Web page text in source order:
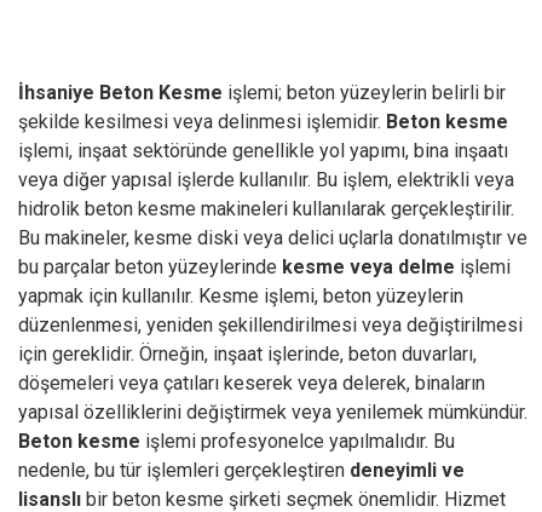
İhsaniye Beton Kesme işlemi; beton yüzeylerin belirli bir
şekilde kesilmesi veya delinmesi işlemidir. Beton kesme
işlemi, inşaat sektöründe genellikle yol yapımı, bina inşaatı
veya diğer yapısal işlerde kullanılır. Bu işlem, elektrikli veya
hidrolik beton kesme makineleri kullanılarak gerçekleştirilir.
Bu makineler, kesme diski veya delici uçlarla donatılmıştır ve
bu parçalar beton yüzeylerinde kesme veya delme işlemi
yapmak için kullanılır. Kesme işlemi, beton yüzeylerin
düzenlenmesi, yeniden şekillendirilmesi veya değiştirilmesi
için gereklidir. Örneğin, inşaat işlerinde, beton duvarları,
döşemeleri veya çatıları keserek veya delerek, binaların
yapısal özelliklerini değiştirmek veya yenilemek mümkündür.
Beton kesme işlemi profesyonelce yapılmalıdır. Bu
nedenle, bu tür işlemleri gerçekleştiren deneyimli ve
lisanslı bir beton kesme şirketi seçmek önemlidir. Hizmet